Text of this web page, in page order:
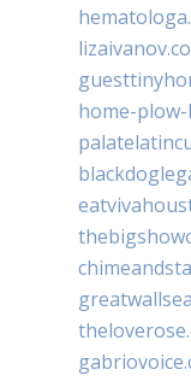
home-